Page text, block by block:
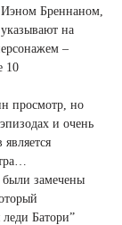
Иэном Бреннаном,
на
–
10
просмотр, но
и очень
были замечены
Батори”